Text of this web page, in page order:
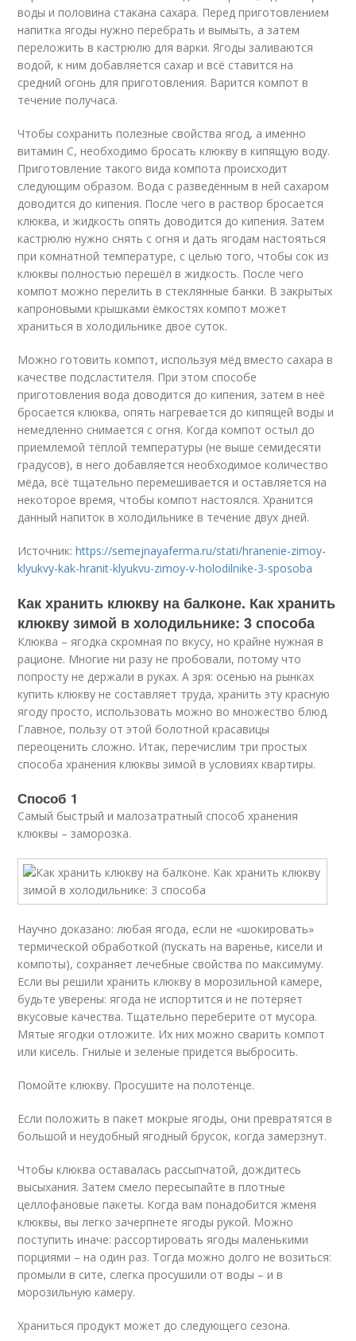
воды и половина стакана сахара. Перед приготовлением
напитка ягоды нужно перебрать и вымыть, а затем
переложить в кастрюлю для варки. Ягоды заливаются
водой, к ним добавляется сахар и всё ставится на
средний огонь для приготовления. Варится компот в
течение получаса.
Чтобы сохранить полезные свойства ягод, а именно
витамин С, необходимо бросать клюкву в кипящую воду.
Приготовление такого вида компота происходит
следующим образом. Вода с разведённым в ней сахаром
доводится до кипения. После чего в раствор бросается
клюква, и жидкость опять доводится до кипения. Затем
кастрюлю нужно снять с огня и дать ягодам настояться
при комнатной температуре, с целью того, чтобы сок из
клюквы полностью перешёл в жидкость. После чего
компот можно перелить в стеклянные банки. В закрытых
капроновыми крышками ёмкостях компот может
храниться в холодильнике двое суток.
Можно готовить компот, используя мёд вместо сахара в
качестве подсластителя. При этом способе
приготовления вода доводится до кипения, затем в неё
бросается клюква, опять нагревается до кипящей воды и
немедленно снимается с огня. Когда компот остыл до
приемлемой тёплой температуры (не выше семидесяти
градусов), в него добавляется необходимое количество
мёда, всё тщательно перемешивается и оставляется на
некоторое время, чтобы компот настоялся. Хранится
данный напиток в холодильнике в течение двух дней.
Источник:https://semejnayaferma.ru/stati/hranenie-zimoy-
klyukvy-kak-hranit-klyukvu-zimoy-v-holodilnike-3-sposoba
Как хранить клюкву на балконе. Как хранить
клюкву зимой в холодильнике: 3 способа
Клюква – ягодка скромная по вкусу, но крайне нужная в
рационе. Многие ни разу не пробовали, потому что
попросту не держали в руках. А зря: осенью на рынках
купить клюкву не составляет труда, хранить эту красную
ягоду просто, использовать можно во множество блюд.
Главное, пользу от этой болотной красавицы
переоценить сложно. Итак, перечислим три простых
способа хранения клюквы зимой в условиях квартиры.
Способ 1
Самый быстрый и малозатратный способ хранения
клюквы – заморозка.
Научно доказано: любая ягода, если не «шокировать»
термической обработкой (пускать на варенье, кисели и
компоты), сохраняет лечебные свойства по максимуму.
Если вы решили хранить клюкву в морозильной камере,
будьте уверены: ягода не испортится и не потеряет
вкусовые качества. Тщательно переберите от мусора.
Мятые ягодки отложите. Их них можно сварить компот
или кисель. Гнилые и зеленые придется выбросить.
Помойте клюкву. Просушите на полотенце.
Если положить в пакет мокрые ягоды, они превратятся в
большой и неудобный ягодный брусок, когда замерзнут.
Чтобы клюква оставалась рассыпчатой, дождитесь
высыхания. Затем смело пересыпайте в плотные
целлофановые пакеты. Когда вам понадобится жменя
клюквы, вы легко зачерпнете ягоды рукой. Можно
поступить иначе: рассортировать ягоды маленькими
порциями – на один раз. Тогда можно долго не возиться:
промыли в сите, слегка просушили от воды – и в
морозильную камеру.
Храниться продукт может до следующего сезона.